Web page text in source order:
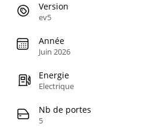
Version
ev5
Année
Juin 2026
Energie
Electrique
Nb de portes
5